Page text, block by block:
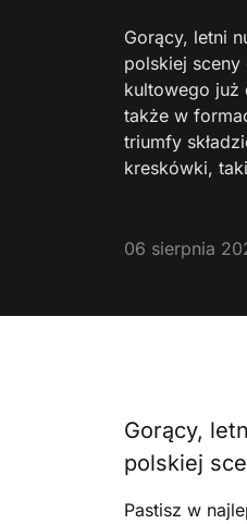
Gorący, letni
polskiej
kultowego już
także w
triumfy
kreskówki,
06 sierpnia
Gorący,
polskiej
Pastisz w